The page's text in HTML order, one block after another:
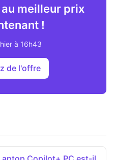
meilleur prix
!
à 16h43
de l'offre